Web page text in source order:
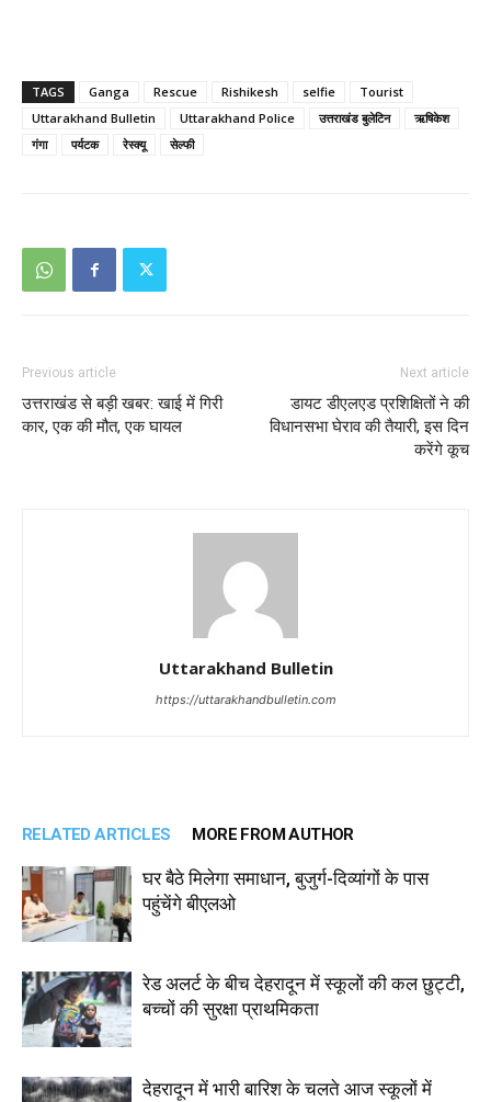
TAGS Ganga Rescue Rishikesh selfie
Tourist
Uttarakhand Bulletin
Uttarakhand Police उत्तराखंड बुलेटिन
ऋषिकेश
गंगा
पर्यटक रेस्क्यू सेल्फी
Previous article
उत्तराखंड से बड़ी खबर: खाई में गिरी
कार, एक की मौत, एक घायल
Next article
डायट डीएलएड प्रशिक्षितों ने की
विधानसभा घेराव की तैयारी, इस दिन
करेंगे कूच
Uttarakhand Bulletin
https://uttarakhandbulletin.com
RELATED ARTICLES MORE FROM AUTHOR
घर बैठे मिलेगा समाधान, बुजुर्ग-दिव्यांगों के पास
पहुंचेंगे बीएलओ
रेड अलर्ट के बीच देहरादून में स्कूलों की कल छुट्टी,
बच्चों की सुरक्षा प्राथमिकता
देहरादून में भारी बारिश के चलते आज स्कूलों में